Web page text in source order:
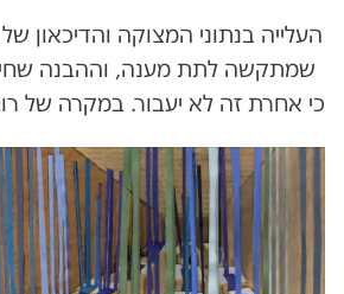
העלייה בנתוני המצוקה והדיכאון
שמתקשה לתת מענה, וההבנה
כי אחרת זה לא יעבור. במקרה של